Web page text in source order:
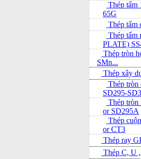
Thép tấm
65G
Thép tấm
Thép tấm
PLATE)
Thép tròn
SMn...
Thép xây
Thép tròn
SD295-
Thép tròn
or SD295A
Thép
or CT3
Thép ray
Thép C, U